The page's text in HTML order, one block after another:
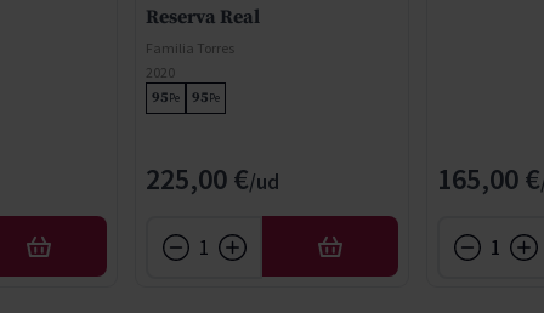
AFEGIR
Reserva Real
Familia Torres
2020
95Pe 95Pe
225,00 €
AFEGIR
165,00 €